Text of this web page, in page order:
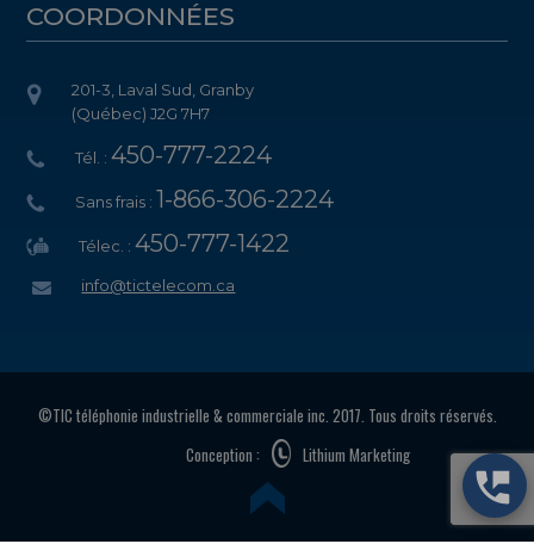
COORDONNÉES
201-3, Laval Sud, Granby
(Québec) J2G 7H7
Tél. :450-777-2224
Sans frais : 1-866-306-2224
Télec. :450-777-1422
info@tictelecom.ca
©TIC téléphonie industrielle & commerciale inc. 2017. Tous droits réservés.
Lithium Marketing
Conception :